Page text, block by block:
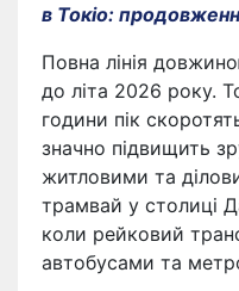
в Токіо:
Повна лінія
до літа 2026 року.
години пік
значно підвищить
житловими та
трамвай у столиці
коли рейковий
автобусами та